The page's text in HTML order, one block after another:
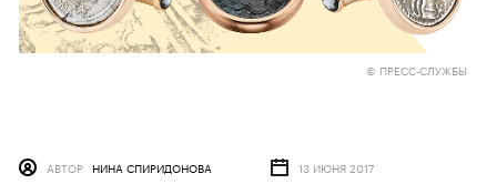
© ПРЕСС-СЛУЖБЫ
АВТОР НИНА СПИРИДОНОВА 13 ИЮНЯ 2017